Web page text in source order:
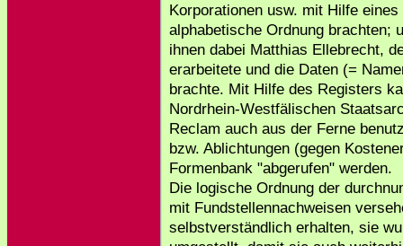
Korporationen usw. mit Hilfe
alphabetische Ordnung brachten;
ihnen dabei Matthias Ellebrecht,
erarbeitete und die Daten (=
brachte. Mit Hilfe des Registers
Nordrhein-Westfälischen
Reclam auch aus der Ferne
bzw. Ablichtungen (gegen
Formenbank "abgerufen" werden.
Die logische Ordnung der
mit Fundstellennachweisen
selbstverständlich erhalten, sie